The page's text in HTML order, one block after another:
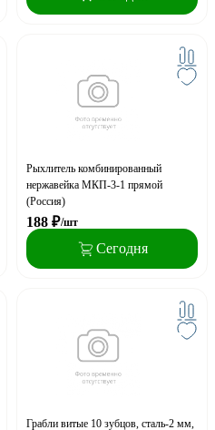
Рыхлитель комбинированный
нержавейка МКП-3-1 прямой
(Россия)
188 ₽/шт
Сегодня
Грабли витые 10 зубцов, сталь-2 мм,